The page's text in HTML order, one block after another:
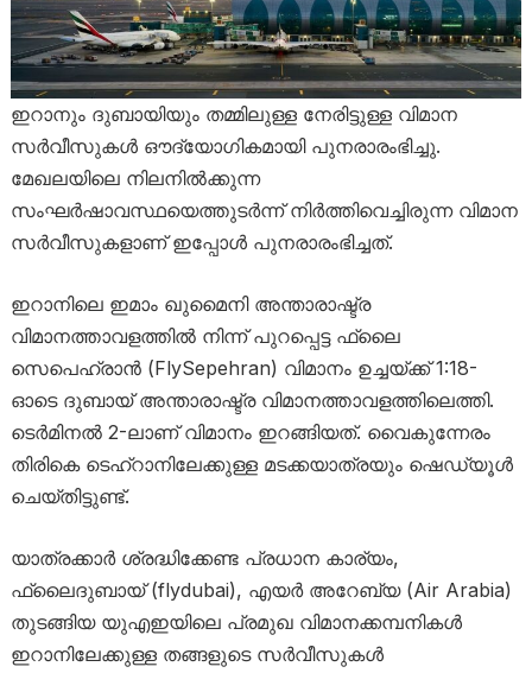
ഇറാനും ദുബായിയും തമ്മിലുള്ള നേരിട്ടുള്ള വിമാന
സർവീസുകൾ ഔദ്യോഗികമായി പുനരാരംഭിച്ചു.
മേഖലയിലെ നിലനിൽക്കുന്ന
സംഘർഷാവസ്ഥയെത്തുടർന്ന് നിർത്തിവെച്ചിരുന്ന വിമാന
സർവീസുകളാണ് ഇപ്പോൾ പുനരാരംഭിച്ചത്.
ഇറാനിലെ ഇമാം ഖുമൈനി അന്താരാഷ്ട്ര
വിമാനത്താവളത്തിൽ നിന്ന് പുറപ്പെട്ട ഫ്ലൈ
സെപെഹ്രാൻ (FlySepehran) വിമാനം ഉച്ചയ്ക്ക് 1:18-
ഓടെ ദുബായ് അന്താരാഷ്ട്ര വിമാനത്താവളത്തിലെത്തി.
ടെർമിനൽ 2-ലാണ് വിമാനം ഇറങ്ങിയത്. വൈകുന്നേരം
തിരികെ ടെഹ്‌റാനിലേക്കുള്ള മടക്കയാത്രയും ഷെഡ്യൂൾ
ചെയ്തിട്ടുണ്ട്.
യാത്രക്കാർ ശ്രദ്ധിക്കേണ്ട പ്രധാന കാര്യം,
ഫ്ലൈദുബായ് (flydubai), എയർ അറേബ്യ (Air Arabia)
തുടങ്ങിയ യുഎഇയിലെ പ്രമുഖ വിമാനക്കമ്പനികൾ
ഇറാനിലേക്കുള്ള തങ്ങളുടെ സർവീസുകൾ